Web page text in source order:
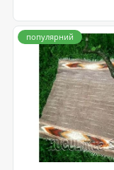
популярний